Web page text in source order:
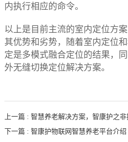
内执行相应的命令。
以上是目前主流的室内定位方
其优势和劣势，随着室内定位
定是多模式融合定位的结果，
外无缝切换定位解决方案。
上一篇 : 智慧养老解决方案，智康护之
下一篇 : 智康护物联网智慧养老平台介绍